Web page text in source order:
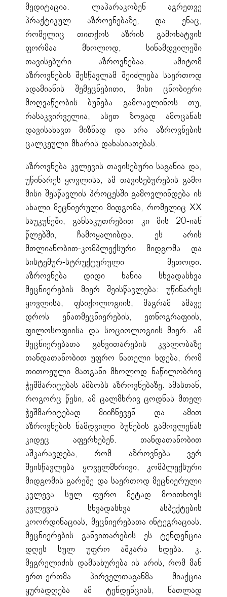
მედიტაცია. ლაპარაკობენ აგრეთვე
პრაქტიკულ აზროვნებაზე, და ენაც,
რომელიც თითქოს აზრის გამოხატვის
ფორმაა მხოლოდ, სინამდვილეში
თავისებური აზროვნებაა. ამიტომ
აზროვნების შესწავლამ შეიძლება საერთოდ
ადამიანის შემეცნებითი, მისი ცნობიერი
მოღვაწეობის ბუნება გამოავლინოს თუ,
რასაკვირველია, ასეთ ზოგად ამოცანას
დავისახავთ მიზნად და არა აზროვნების
ცალკეული მხარის დახასიათებას.
აზროვნება კვლევის თავისებური საგანია და,
უწინარეს ყოვლისა, ამ თავისებურების გამო
მისი შესწავლის პროცესში გამოვლინდება ის
ახალი მეცნიერული მიდგომა, რომელიც XX
საუკუნეში, განსაკუთრებით კი მის 20-იან
წლებში, ჩამოყალიბდა. ეს არის
მთლიანობით-კომპლექსური მიდგომა და
სისტემურ-სტრუქტურული მეთოდი.
აზროვნება დიდი ხანია სხვადასხვა
მეცნიერების მიერ შეისწავლება: უწინარეს
ყოვლისა, ფსიქოლოგიის, მაგრამ ამავე
დროს ენათმეცნიერების, ეთნოგრაფიის,
ფილოსოფიისა და სოციოლოგიის მიერ. ამ
მეცნიერებათა განვითარების კვალობაზე
თანდათანობით უფრო ნათელი ხდება, რომ
თითოეული მათგანი მხოლოდ ნაწილობრივ
ჭეშმარიტებას ამბობს აზროვნებაზე. ამასთან,
როგორც წესი, ამ ცალმხრივ ცოდნას მთელ
ჭეშმარიტებად მიიჩნევენ და ამით
აზროვნების ნამდვილი ბუნების გამოვლენას
კიდეც აფერხებენ. თანდათანობით
აშკარავდება, რომ აზროვნება ვერ
შეისწავლება ყოველმხრივი, კომპლექსური
მიდგომის გარეშე და საერთოდ მეცნიერული
კვლევა სულ ფურო მეტად მოითხოვს
კვლევის სხვადასხვა ასპექტების
კოორდინაციას, მეცნიერებათა ინტეგრაციას.
მეცნიერების განვითარების ეს ტენდენცია
დღეს სულ უფრო აშკარა ხდება. კ.
მეგრელიძის დამსახურება ის არის, რომ მან
ერთ-ერთმა პირველთაგანმა მიაქცია
ყურადღება ამ ტენდენციას, ნათლად